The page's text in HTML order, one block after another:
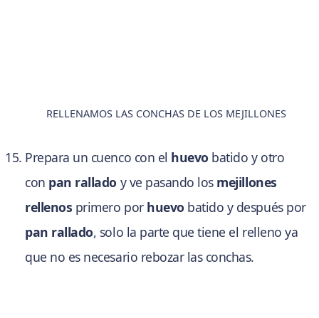
RELLENAMOS LAS CONCHAS DE LOS MEJILLONES
Prepara un cuenco con el huevo batido y otro
con pan rallado y ve pasando los mejillones
rellenos primero por huevo batido y después por
pan rallado, solo la parte que tiene el relleno ya
que no es necesario rebozar las conchas.